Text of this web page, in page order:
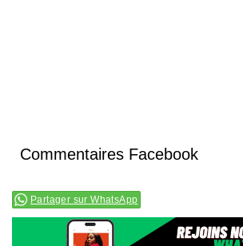
Commentaires Facebook
Partager sur WhatsApp